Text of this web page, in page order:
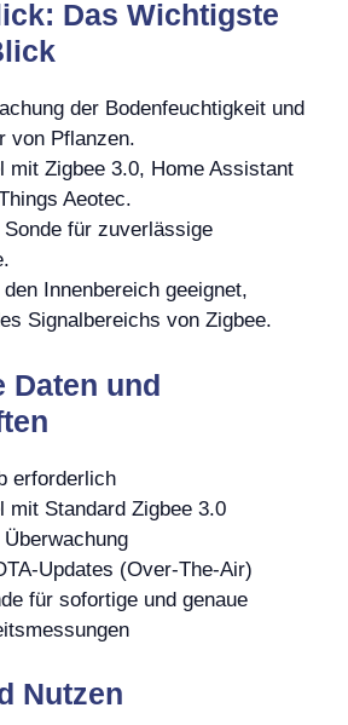
Das Wichtigste
der Bodenfeuchtigkeit und
von Pflanzen.
mit Zigbee 3.0, Home Assistant
Aeotec.
für zuverlässige
Innenbereich geeignet,
Signalbereichs von Zigbee.
Daten und
erforderlich
mit Standard Zigbee 3.0
Updates (Over-The-Air)
für sofortige und genaue
Nutzen